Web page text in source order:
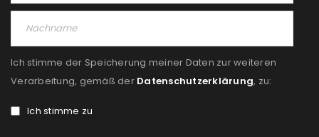
Ich stimme der Speicherung meiner Daten zur weiteren
Verarbeitung, gemäß der Datenschutzerklärung, zu:
Ich stimme zu